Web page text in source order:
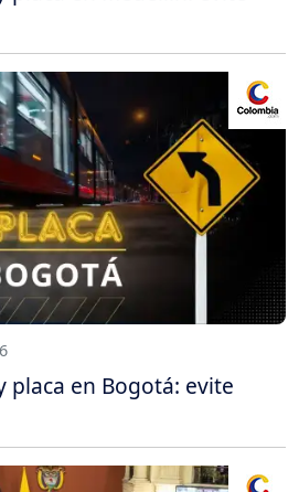
placa en Bogotá: evite